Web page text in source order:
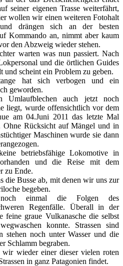
seiner eigenen Trasse weiterfährt,
wollen wir einen weiteren Fotohalt
drängen sich an der besten
Kommando an, nimmt aber kaum
den Abzweig wieder stehen.
warten was nun passiert. Nach
und die örtlichen Guides
scheint ein Problem zu geben.
hat sich verbogen und ein
geworden.
Umlaufblechen auch jetzt noch
liegt, wurde offensichtlich vor dem
am 04.Juni 2011 das letzte Mal
Ohne Rücksicht auf Mängel und in
Maschinen wurde sie dann
betriebsfähige Lokomotive in
und die Reise mit dem
zu Ende.
die Busse ab, mit denen wir uns zur
begeben.
einmal die Folgen des
Regenfälle. Überall in der
feine graue Vulkanasche die selbst
konnte. Strassen sind
stehen noch unter Wasser und die
Schlamm begraben.
wieder einer dieser vielen roten
in ganz Patagonien findet.